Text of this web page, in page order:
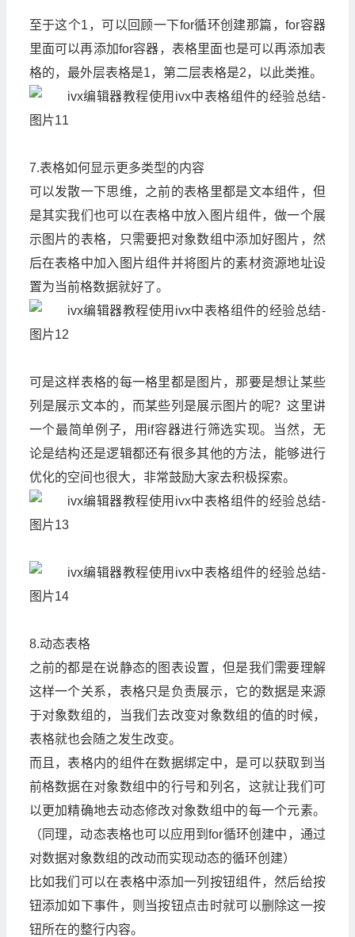
至于这个1，可以回顾一下for循环创建那篇，for容器
里面可以再添加for容器，表格里面也是可以再添加表
格的，最外层表格是1，第二层表格是2，以此类推。
7.表格如何显示更多类型的内容
可以发散一下思维，之前的表格里都是文本组件，但
是其实我们也可以在表格中放入图片组件，做一个展
示图片的表格，只需要把对象数组中添加好图片，然
后在表格中加入图片组件并将图片的素材资源地址设
置为当前格数据就好了。
可是这样表格的每一格里都是图片，那要是想让某些
列是展示文本的，而某些列是展示图片的呢？这里讲
一个最简单例子，用if容器进行筛选实现。当然，无
论是结构还是逻辑都还有很多其他的方法，能够进行
优化的空间也很大，非常鼓励大家去积极探索。
8.动态表格
之前的都是在说静态的图表设置，但是我们需要理解
这样一个关系，表格只是负责展示，它的数据是来源
于对象数组的，当我们去改变对象数组的值的时候，
表格就也会随之发生改变。
而且，表格内的组件在数据绑定中，是可以获取到当
前格数据在对象数组中的行号和列名，这就让我们可
以更加精确地去动态修改对象数组中的每一个元素。
（同理，动态表格也可以应用到for循环创建中，通过
对数据对象数组的改动而实现动态的循环创建）
比如我们可以在表格中添加一列按钮组件，然后给按
钮添加如下事件，则当按钮点击时就可以删除这一按
钮所在的整行内容。